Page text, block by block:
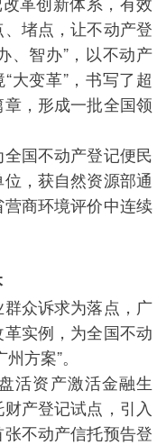
堵点，让不动产登
、智办”，以不动产
大变革”，书写了超
，形成一批全国领
国不动产登记便民
，获自然资源部通
商环境评价中连续
众诉求为落点，广
实例，为全国不动
方案”。
资产激活金融生
产登记试点，引入
不动产信托预告登